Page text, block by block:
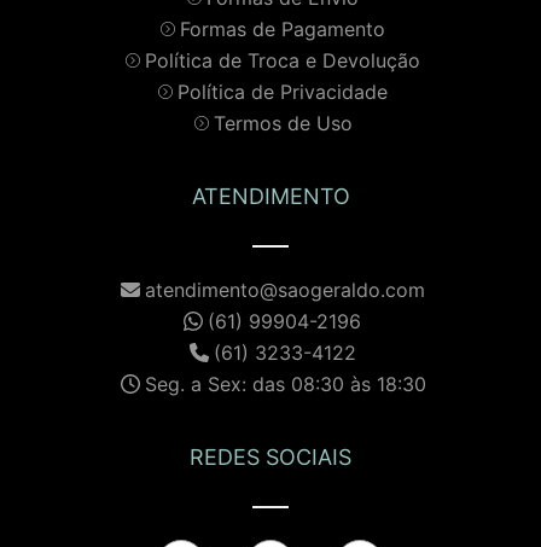
Formas de Pagamento
Política de Troca e Devolução
Política de Privacidade
Termos de Uso
ATENDIMENTO
atendimento@saogeraldo.com
(61) 99904-2196
(61) 3233-4122
Seg. a Sex: das 08:30 às 18:30
REDES SOCIAIS